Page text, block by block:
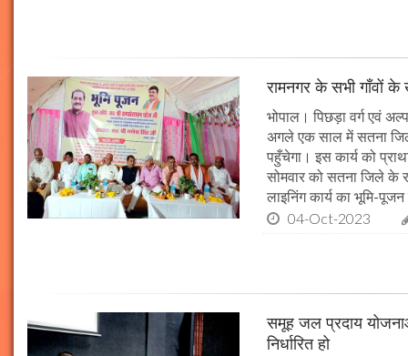
रामनगर के सभी गाँवों
भोपाल। पिछड़ा वर्ग एवं
अगले एक साल में सतना
पहुँचेगा। इस कार्य को
सोमवार को सतना जिले के
लाइनिंग कार्य का भूमि-
04-Oct-2023
समूह जल प्रदाय
निर्धारित हो